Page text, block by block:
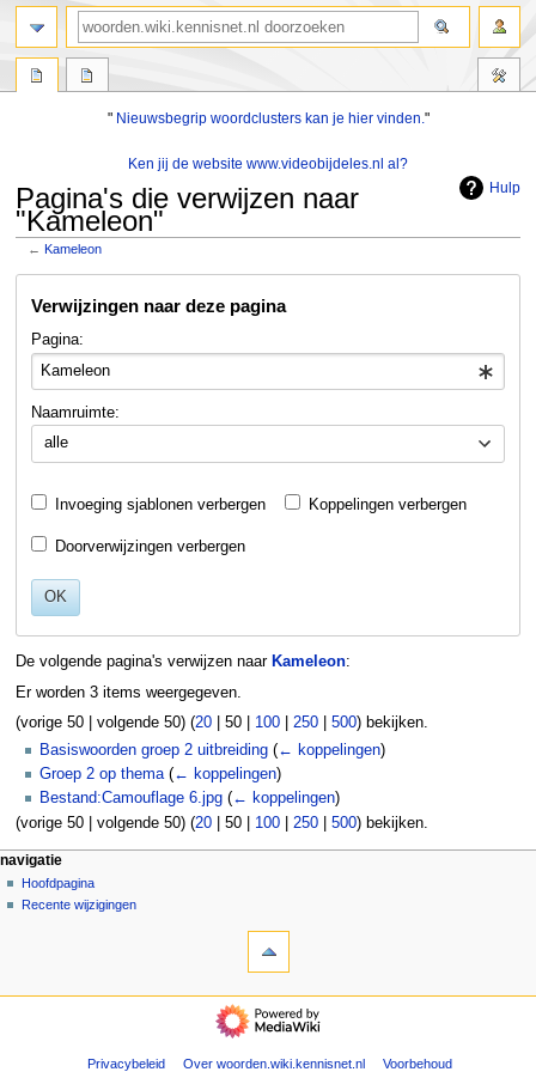
" Nieuwsbegrip woordclusters kan je hier vinden."
Ken jij de website www.videobijdeles.nl al?
Hulp
Pagina's die verwijzen naar
"Kameleon"
←Kameleon
navigatie
zoeken
Verwijzingen naar deze pagina
Pagina:
Naamruimte:
alle
Invoeging sjablonen verbergen Koppelingen verbergen
Doorverwijzingen verbergen
OK
De volgende pagina's verwijzen naar Kameleon:
Er worden 3 items weergegeven.
(vorige 50| volgende 50) (20| 50| 100| 250| 500) bekijken.
Basiswoorden groep 2 uitbreiding (← koppelingen)
Groep 2 op thema (← koppelingen)
Bestand:Camouflage 6.jpg (← koppelingen)
(vorige 50| volgende 50) (20| 50| 100| 250| 500) bekijken.
N
a
v
a
pagina-handelingen
pagina
overleg
persoonlijke hulpmiddelen
aanmelden
navigatie
Hoofdpagina
Recente wijzigingen
zoeken
navigatie
Privacybeleid Over woorden.wiki.kennisnet.nl Voorbehoud